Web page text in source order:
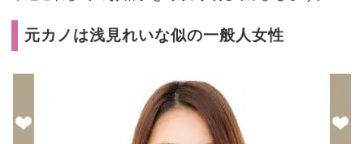
元カノは浅見れいな似の一般人女性